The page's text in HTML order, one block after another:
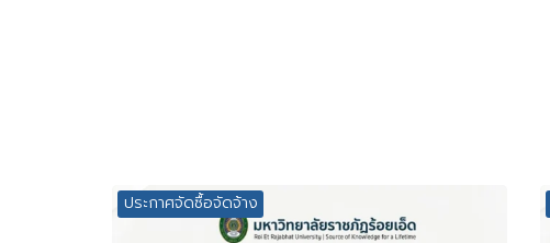
ประกาศจัดซื้อจัดจ้าง